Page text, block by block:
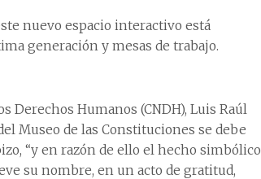
nuevo espacio interactivo está
generación y mesas de trabajo.
Derechos Humanos (CNDH), Luis Raúl
Museo de las Constituciones se debe
“y en razón de ello el hecho simbólico
su nombre, en un acto de gratitud,